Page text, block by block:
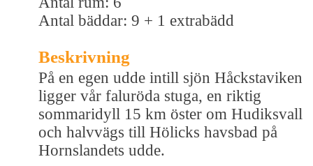
Antal bäddar: 9 + 1 extrabädd
Beskrivning
På en egen udde intill sjön Håckstaviken
ligger vår faluröda stuga, en riktig
sommaridyll 15 km öster om Hudiksvall
och halvvägs till Hölicks havsbad på
Hornslandets udde.